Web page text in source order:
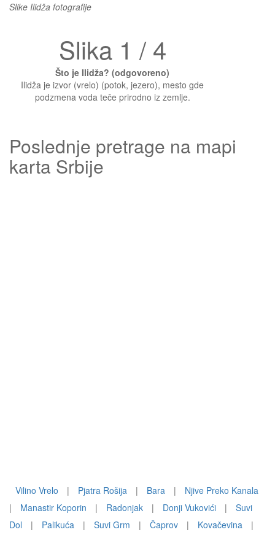
Slike Ilidža fotografije
Slika 1 / 4
Što je Ilidža? (odgovoreno)
Ilidža je izvor (vrelo) (potok, jezero), mesto gde
podzmena voda teče prirodno iz zemlje.
Poslednje pretrage na mapi
karta Srbije
Vilino Vrelo | Pjatra Rošija | Bara |
Njive Preko Kanala
|
Manastir Koporin | Radonjak | Donji Vukovići |
Suvi
Dol
| Palikuća | Suvi Grm | Čaprov | Kovačevina
|